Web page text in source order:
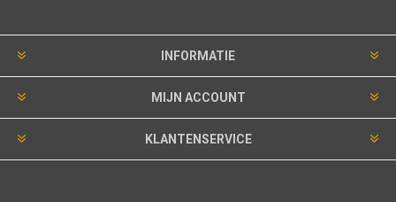
INFORMATIE
MIJN ACCOUNT
KLANTENSERVICE